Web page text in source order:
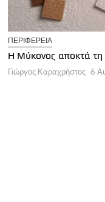
ΠΕΡΙΦΕΡΕΙΑ
Η Μύκονος αποκτά
Γιώργος Καραχρήστος 6